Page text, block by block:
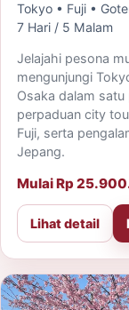
Tokyo • Fuji •
7 Hari / 5 Malam
Jelajahi pesona
mengunjungi
Osaka dalam
perpaduan city
Fuji, serta
Jepang.
Mulai Rp
Lihat detail